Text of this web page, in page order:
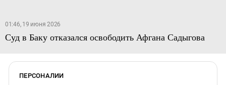
01:46, 19 июня 2026
Суд в Баку отказался освободить Афгана Садыгова
ПЕРСОНАЛИИ